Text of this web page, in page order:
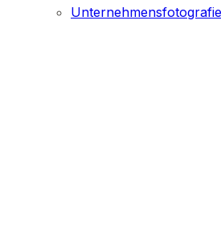
Unternehmensfotografie